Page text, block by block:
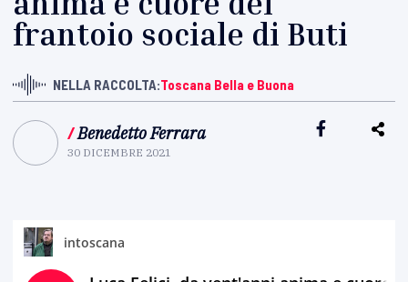
frantoio sociale di Buti
NELLA RACCOLTA:Toscana Bella e Buona
/Benedetto Ferrara
30 DICEMBRE 2021